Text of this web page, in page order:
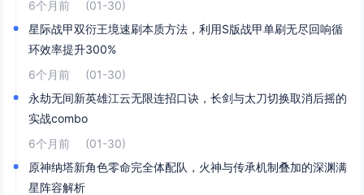
6个月前
(01-30)
星际战甲双衍王境速刷本质方法，利用S版战甲单刷无尽回响循
环效率提升300%
6个月前
(01-30)
永劫无间新英雄江云无限连招口诀，长剑与太刀切换取消后摇的
实战combo
6个月前
(01-30)
原神纳塔新角色零命完全体配队，火神与传承机制叠加的深渊满
星阵容解析